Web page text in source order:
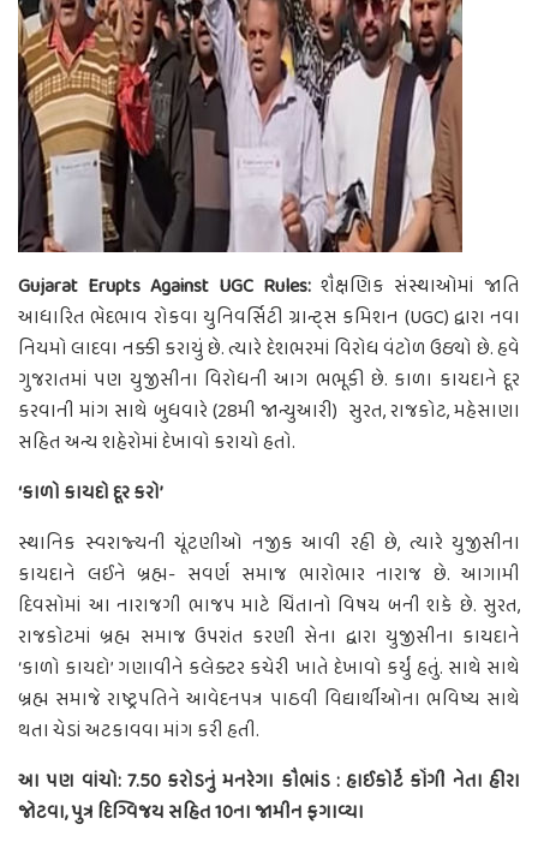
Gujarat Erupts Against UGC Rules: શૈક્ષણિક સંસ્થાઓમાં જાતિ
આધારિત ભેદભાવ રોકવા યુનિવર્સિટી ગ્રાન્ટ્‌સ કમિશન (UGC) દ્વારા નવા
નિયમો લાદવા નક્કી કરાયું છે. ત્યારે દેશભરમાં વિરોધ વંટોળ ઉઠ્યો છે. હવે
ગુજરાતમાં પણ યુજીસીના વિરોધની આગ ભભૂકી છે. કાળા કાયદાને દૂર
કરવાની માંગ સાથે બુધવારે (28મી જાન્યુઆરી) સુરત, રાજકોટ, મહેસાણા
સહિત અન્ય શહેરોમાં દેખાવો કરાયો હતો.
‘કાળો કાયદો દૂર કરો’
સ્થાનિક સ્વરાજ્યની ચૂંટણીઓ નજીક આવી રહી છે, ત્યારે યુજીસીના
કાયદાને લઈને બ્રહ્મ- સવર્ણ સમાજ ભારોભાર નારાજ છે. આગામી
દિવસોમાં આ નારાજગી ભાજપ માટે ચિંતાનો વિષય બની શકે છે. સુરત,
રાજકોટમાં બ્રહ્મ સમાજ ઉપરાંત કરણી સેના દ્વારા યુજીસીના કાયદાને
‘કાળો કાયદો’ ગણાવીને કલેક્ટર કચેરી ખાતે દેખાવો કર્યું હતું. સાથે સાથે
બ્રહ્મ સમાજે રાષ્ટ્રપતિને આવેદનપત્ર પાઠવી વિદ્યાર્થીઓના ભવિષ્ય સાથે
થતા ચેડાં અટકાવવા માંગ કરી હતી.
આ પણ વાંચો: 7.50 કરોડનું મનરેગા કૌભાંડ : હાઈકોર્ટે કોંગી નેતા હીરા
જોટવા, પુત્ર દિગ્વિજય સહિત 10ના જામીન ફગાવ્યા